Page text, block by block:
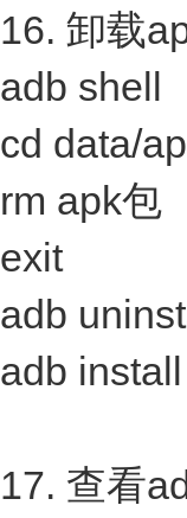
16. 卸载
adb shell
cd data/
rm apk包
exit
adb
adb
17. 查看